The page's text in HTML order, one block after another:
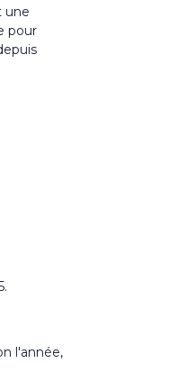
une
pour
l'année,